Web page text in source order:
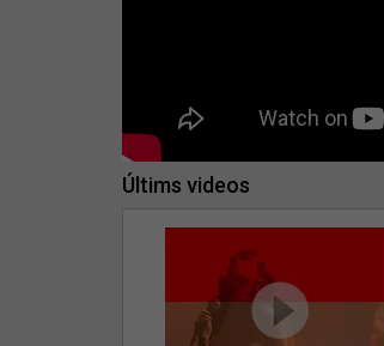
Últims videos